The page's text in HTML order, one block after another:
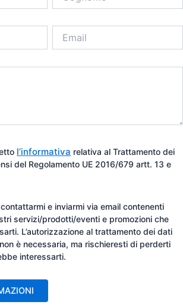
l’informativa relativa al Trattamento dei
del Regolamento UE 2016/679 artt. 13 e
e inviarmi via email contenenti
servizi/prodotti/eventi e promozioni che
L’autorizzazione al trattamento dei dati
è necessaria, ma rischieresti di perderti
interessarti.